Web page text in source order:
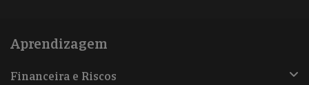
Aprendizagem
Financeira e Riscos